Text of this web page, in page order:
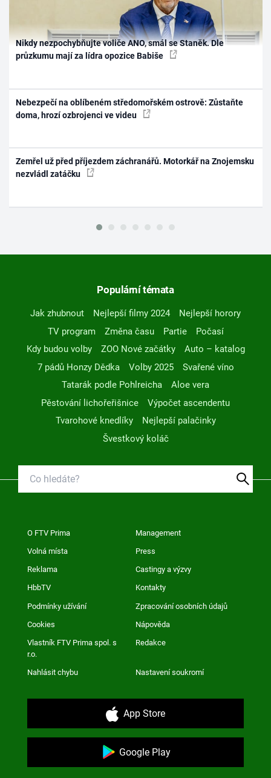
Nikdy nezpochybňujte voliče ANO, smál se Staněk. Dle
průzkumu mají za lídra opozice Babiše
Nebezpečí na oblíbeném středomořském ostrově: Zůstaňte
doma, hrozí ozbrojenci ve videu
Zemřel už před příjezdem záchranářů. Motorkář na Znojemsku
nezvládl zatáčku
Populární témata
Jak zhubnout Nejlepší filmy 2024
Nejlepší horory
TV program
Změna času Partie
Počasí
Kdy budou volby
ZOO Nové začátky
Auto – katalog
7 pádů Honzy Dědka
Volby 2025
Svařené víno
Tatarák podle Pohlreicha
Aloe vera
Pěstování lichořeřišnice
Výpočet ascendentu
Tvarohové knedlíky
Nejlepší palačinky
Švestkový koláč
O FTV Prima Management
Volná místa Press
Reklama Castingy a výzvy
HbbTV Kontakty
Podmínky užívání Zpracování osobních údajů
Cookies Nápověda
Vlastník FTV Prima spol. s
r.o.
Redakce
Nahlásit chybu Nastavení soukromí
App Store
Google Play